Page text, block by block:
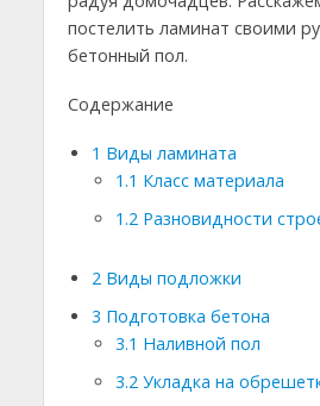
постелить ламинат своими
бетонный пол.
Содержание
1 Виды ламината
1.1 Класс материала
1.2 Разновидности
2 Виды подложки
3 Подготовка бетона
3.1 Наливной пол
3.2 Укладка на